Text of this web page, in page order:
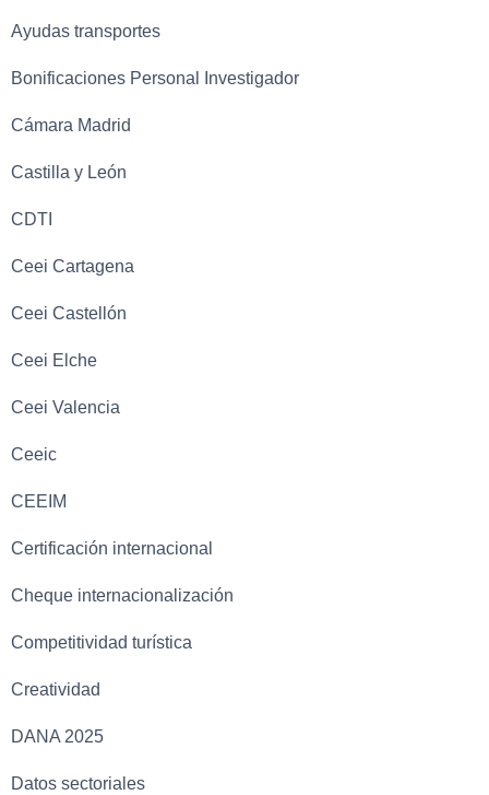
Ayudas transportes
Bonificaciones Personal Investigador
Cámara Madrid
Castilla y León
CDTI
Ceei Cartagena
Ceei Castellón
Ceei Elche
Ceei Valencia
Ceeic
CEEIM
Certificación internacional
Cheque internacionalización
Competitividad turística
Creatividad
DANA 2025
Datos sectoriales